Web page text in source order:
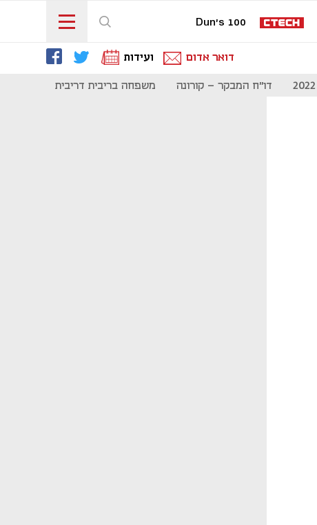
Dun's 100
דואר אדום ועידות
דו"ח המבקר - קורונה משפחה בריבית דריבית